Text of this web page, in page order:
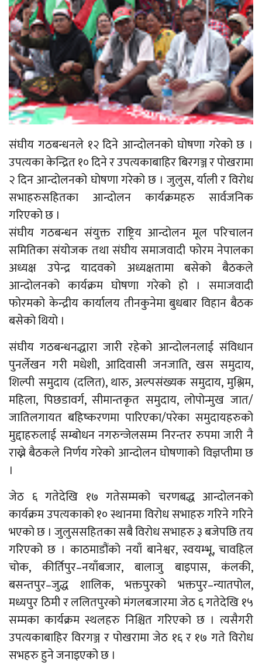
संघीय गठबन्धनले १२ दिने आन्दोलनको घोषणा गरेको छ ।
उपत्यका केन्द्रित १० दिने र उपत्यकाबाहिर बिरगञ्ज र पोखरामा
२ दिन आन्दोलनको घोषणा गरेको छ । जुलुस, र्याली र विरोध
सभाहरुसहितका आन्दोलन कार्यक्रमहरु सार्वजनिक
गरिएको छ ।
संघीय गठबन्धन संयुक्त राष्ट्रिय आन्दोलन मूल परिचालन
समितिका संयोजक तथा संघीय समाजवादी फोरम नेपालका
अध्यक्ष उपेन्द्र यादवको अध्यक्षतामा बसेको बैठकले
आन्दोलनको कार्यक्रम घोषणा गरेको हो । समाजवादी
फोरमको केन्द्रीय कार्यालय तीनकुनेमा बुधबार विहान बैठक
बसेको थियो ।
संघीय गठबन्धनद्धारा जारी रहेको आन्दोलनलाई संविधान
पुनर्लेखन गरी मधेशी, आदिवासी जनजाति, खस समुदाय,
शिल्पी समुदाय (दलित), थारु, अल्पसंख्यक समुदाय, मुश्लिम,
महिला, पिछडावर्ग, सीमान्तकृत समुदाय, लोपोन्मुख जात/
जातिलगायत बहिष्करणमा पारिएका/परेका समुदायहरुको
मुद्दाहरुलाई सम्बोधन नगरुन्जेलसम्म निरन्तर रुपमा जारी नै
राख्ने बैठकले निर्णय गरेको आन्दोलन घोषणाको विज्ञप्तीमा छ
।
जेठ ६ गतेदेखि १७ गतेसम्मको चरणबद्ध आन्दोलनको
कार्यक्रम उपत्यकाको १० स्थानमा विरोध सभाहरु गरिने गरिने
भएको छ । जुलुससहितका सबै विरोध सभाहरु ३ बजेपछि तय
गरिएको छ । काठमाडौंको नयाँ बानेश्वर, स्वयम्भू, चावहिल
चोक, कीर्तिपुर–नयाँबजार, बालाजु बाइपास, कंलकी,
बसन्तपुर–जुद्ध शालिक, भक्तपुरको भक्तपुर–न्यातपोल,
मध्यपुर ठिमी र ललितपुरको मंगलबजारमा जेठ ६ गतेदेखि १५
सम्मका कार्यक्रम स्थलहरु निश्चित गरिएको छ । त्यसैगरी
उपत्यकाबाहिर विरगञ्ज र पोखरामा जेठ १६ र १७ गते विरोध
सभहरु हुने जनाइएको छ ।